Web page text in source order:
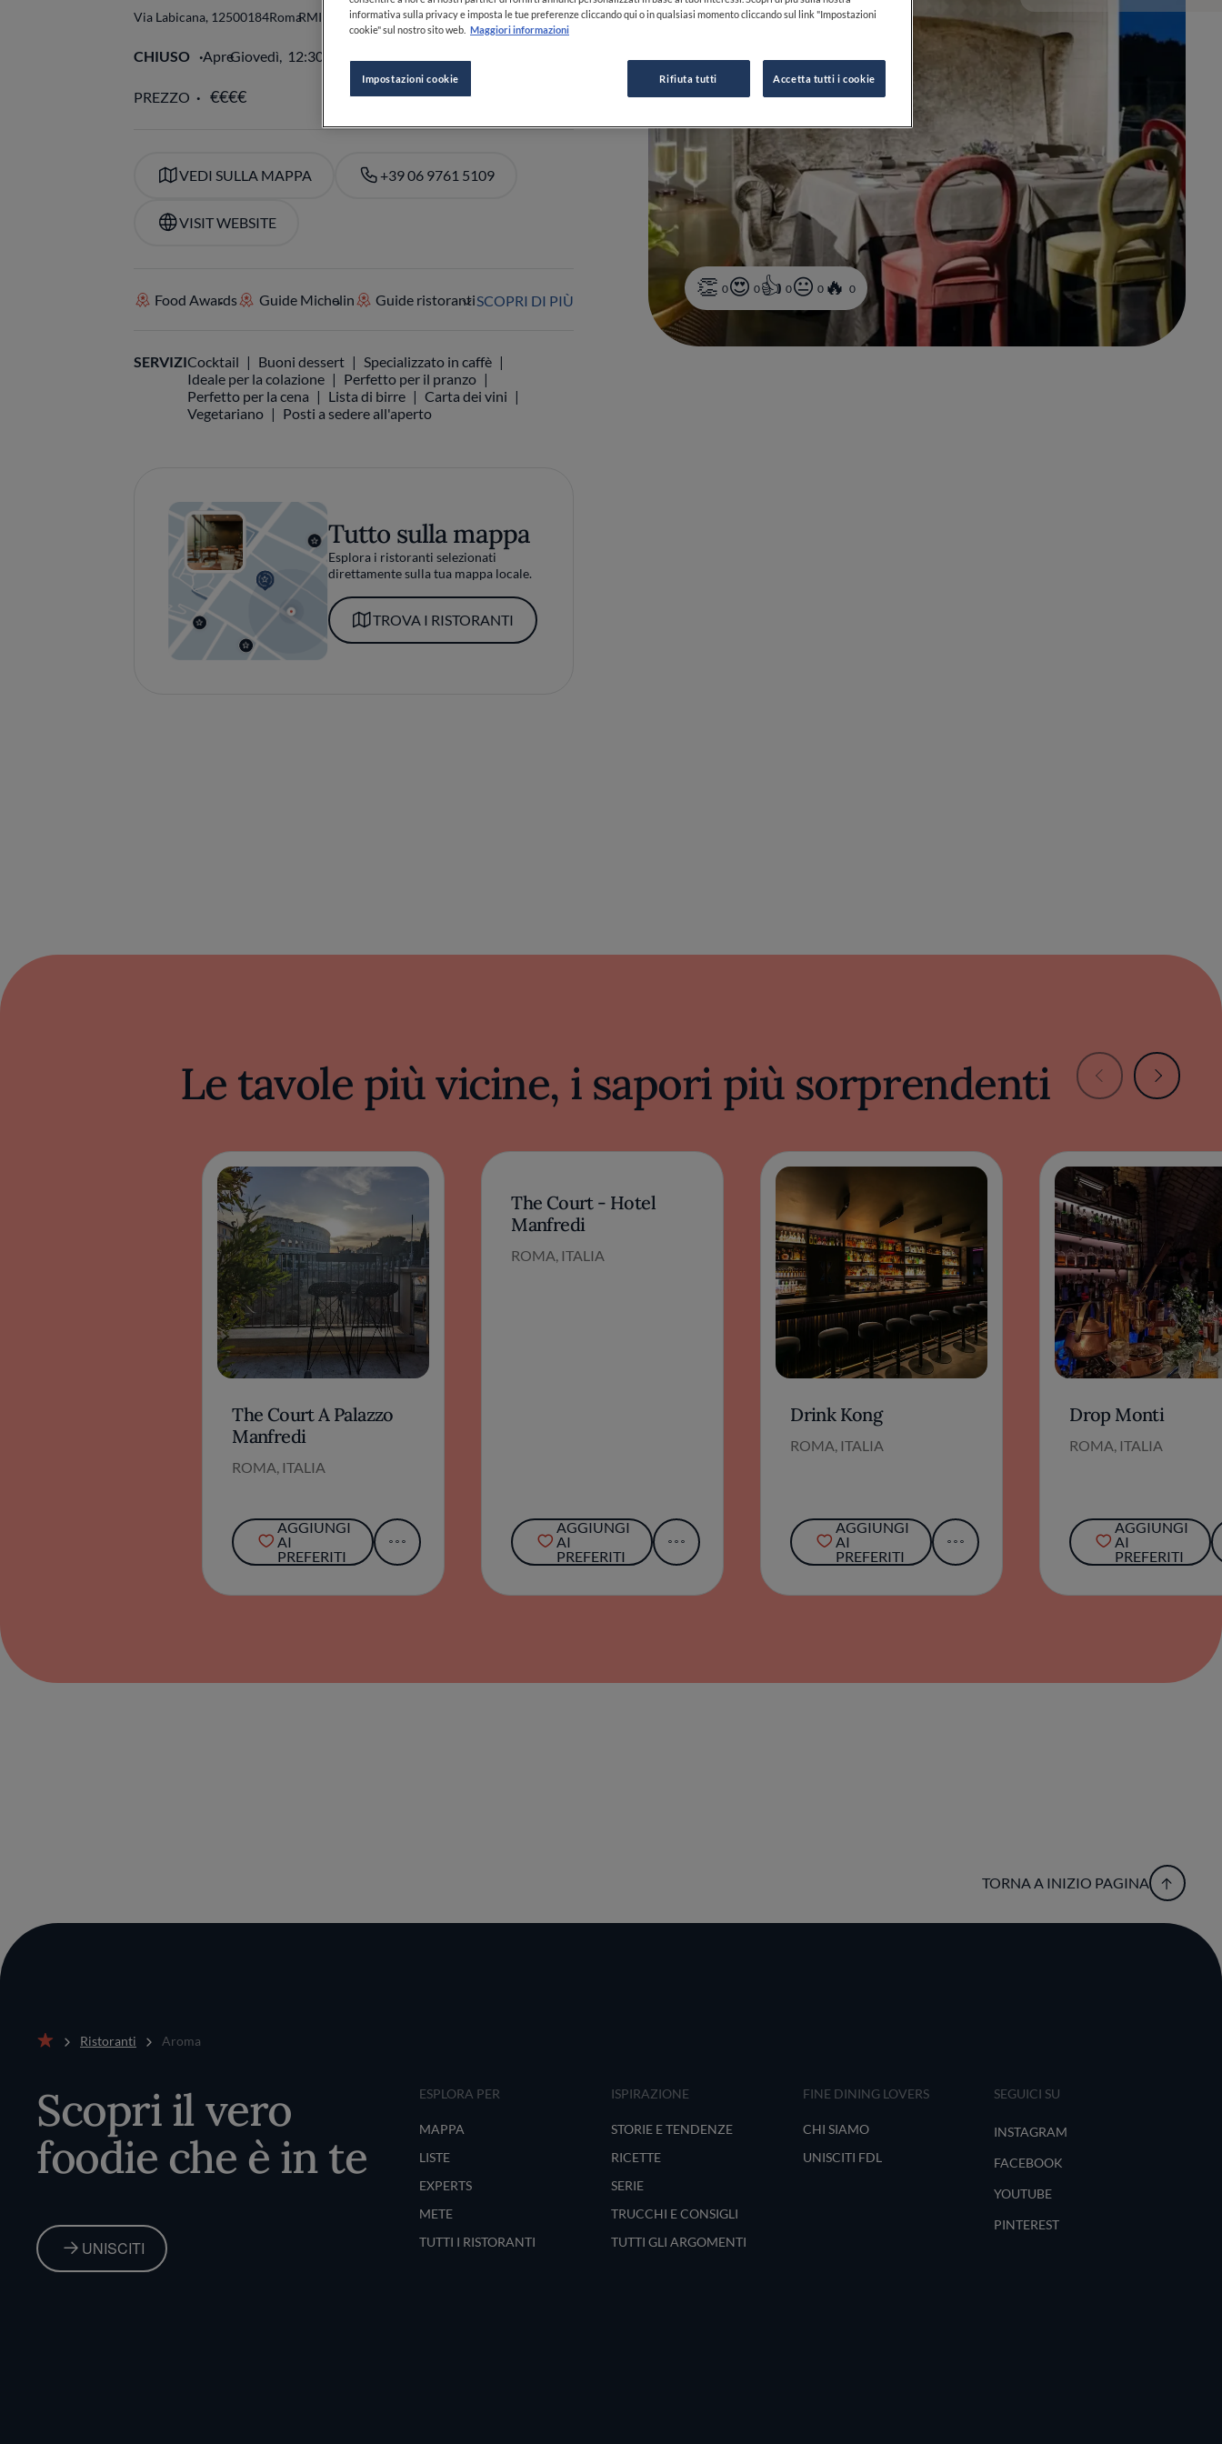
0 0 0 0 0
Via Labicana, 12500184RomaRMItalia
CHIUSO ApreGiovedì, 12:30-15:00, 19:00-23:00
PREZZO
VEDI SULLA MAPPA +39 06 9761 5109
VISIT WEBSITE
Food Awards Guide Michelin Guide ristorantiSCOPRI DI PIÙ
SERVIZICocktail Buoni dessert
Specializzato in caffè
Ideale per la colazione
Perfetto per il pranzo
Perfetto per la cena
Lista di birre
Carta dei vini
Vegetariano
Posti a sedere all'aperto
Tutto sulla mappa
Esplora i ristoranti selezionati
direttamente sulla tua mappa locale.
TROVA I RISTORANTI
Le tavole più vicine, i sapori più sorprendenti
The Court A Palazzo
Manfredi
ROMA, ITALIA
AGGIUNGI
AI
PREFERITI
The Court - Hotel
Manfredi
ROMA, ITALIA
AGGIUNGI
AI
PREFERITI
Drink Kong
ROMA, ITALIA
AGGIUNGI
AI
PREFERITI
Drop Monti
ROMA, ITALIA
AGGIUNGI
AI
PREFERITI
TORNA A INIZIO PAGINA
Ristoranti Aroma
Scopri il vero
foodie che è in te
UNISCITI
ESPLORA PER
MAPPA
LISTE
EXPERTS
METE
TUTTI I RISTORANTI
ISPIRAZIONE
STORIE E TENDENZE
RICETTE
SERIE
TRUCCHI E CONSIGLI
TUTTI GLI ARGOMENTI
FINE DINING LOVERS
CHI SIAMO
UNISCITI FDL
SEGUICI SU
INSTAGRAM
FACEBOOK
YOUTUBE
PINTEREST
informativa sulla privacy e imposta le tue preferenze cliccando qui o in qualsiasi momento cliccando sul link "Impostazioni
cookie" sul nostro sito web. Maggiori informazioni
Impostazioni cookie Rifiuta tutti Accetta tutti i cookie